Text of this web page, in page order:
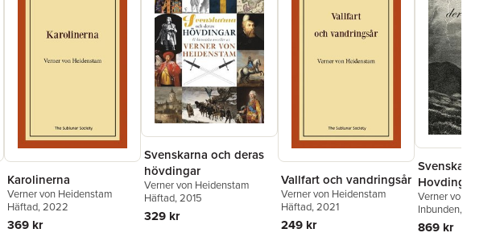
Karolinerna
Verner von Heidenstam
Häftad, 2022
369 kr
Svenskarna och deras
hövdingar
Verner von Heidenstam
Häftad, 2015
329 kr
Vallfart och vandringsår
Verner von Heidenstam
Häftad, 2021
249 kr
Svenskarna
Hovdingar
Verner von
Inbunden, 2015
869 kr